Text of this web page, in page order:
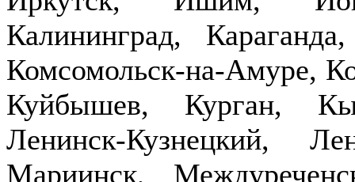
Калининград,
Комсомольск-на-Амуре,
Куйбышев, Курган,
Ленинск-Кузнецкий,
Мариинск,